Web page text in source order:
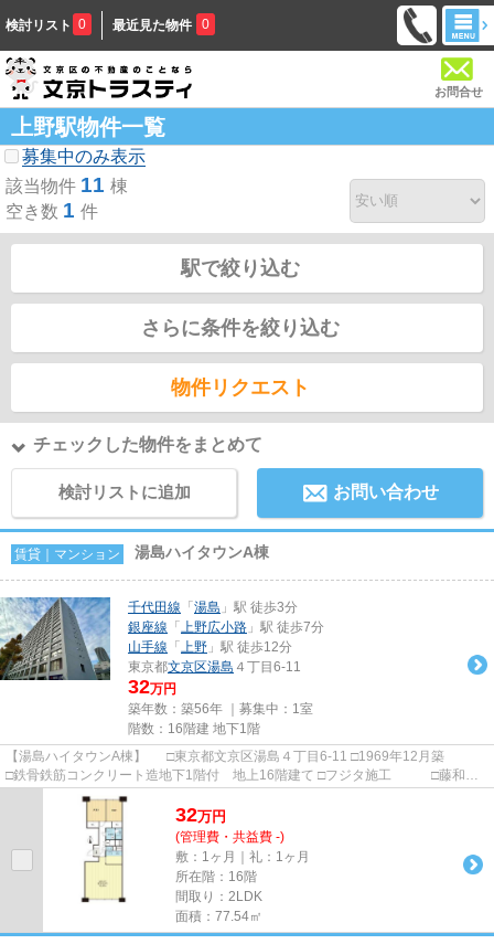
検討リスト 0 最近見た物件 0
お問合せ
上野駅物件一覧
募集中のみ表示
該当物件 11 棟
空き数 1 件
駅で絞り込む
さらに条件を絞り込む
物件リクエスト
チェックした物件をまとめて
検討リストに追加 お問い合わせ
賃貸｜マンション 湯島ハイタウンA棟
千代田線 「 湯島 」駅 徒歩3分
銀座線 「 上野広小路 」駅 徒歩7分
山手線 「 上野 」駅 徒歩12分
東京都文京区湯島 ４丁目6-11
32万円
築年数：築56年 ｜募集中： 1室
階数：16階建 地下1階
【湯島ハイタウンA棟】 □東京都文京区湯島４丁目6-11 □1969年12月築
□鉄骨鉄筋コンクリート造地下1階付 地上16階建て □フジタ施工 □藤和不
動産旧分譲 湯島駅から徒歩...
32万円
(管理費・共益費 -)
敷：1ヶ月｜礼：1ヶ月
所在階：16階
間取り：2LDK
面積：77.54㎡